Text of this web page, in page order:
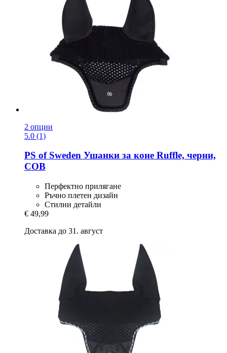
2 опции
5.0 (1)
PS of Sweden Ушанки за коне Ruffle, черни,
COB
Перфектно прилягане
Ръчно плетен дизайн
Стилни детайли
€ 49,99
Доставка до 31. август